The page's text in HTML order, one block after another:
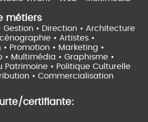
métiers
• Direction • Architecture
• Artistes •
Promotion • Marketing •
• Multimédia • Graphisme •
Patrimoine • Politique Culturelle
• Commercialisation
certifiante: